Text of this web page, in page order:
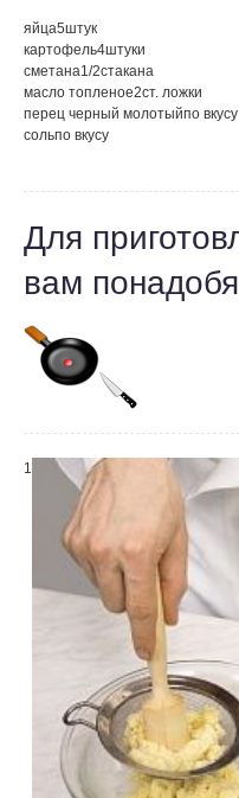
яйца5штук
картофель4штуки
сметана1/2стакана
масло топленое2ст. ложки
перец черный молотыйпо вкусу
сольпо вкусу
Для
вам
1